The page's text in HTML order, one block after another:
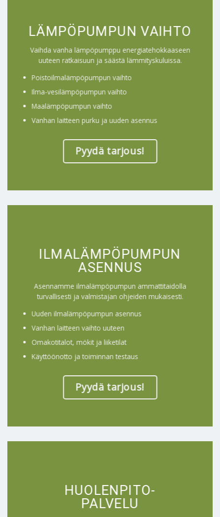
LÄMPÖPUMPUN VAIHTO
Vaihda vanha lämpöpumppu energiatehokkaaseen
uuteen ratkaisuun ja säästä lämmityskuluissa.
Poistoilmalämpöpumpun vaihto
Ilma-vesilämpöpumpun vaihto
Maalämpöpumpun vaihto
Vanhan laitteen purku ja uuden asennus
Pyydä tarjous!
ILMALÄMPÖPUMPUN
ASENNUS
Asennamme ilmalämpöpumpun ammattitaidolla
turvallisesti ja valmistajan ohjeiden mukaisesti.
Uuden ilmalämpöpumpun asennus
Vanhan laitteen vaihto uuteen
Omakotitalot, mökit ja liiketilat
Käyttöönotto ja toiminnan testaus
Pyydä tarjous!
HUOLENPITO-
PALVELU